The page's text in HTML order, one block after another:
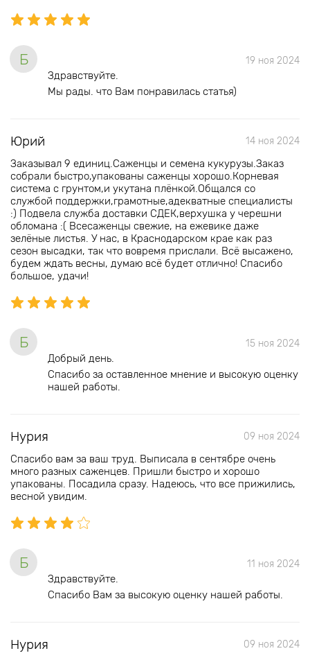
Б 19 ноя 2024
Здравствуйте.
Мы рады. что Вам понравилась статья)
Юрий 14 ноя 2024
Заказывал 9 единиц.Саженцы и семена кукурузы.Заказ
собрали быстро,упакованы саженцы хорошо.Корневая
система с грунтом,и укутана плёнкой.Общался со
службой поддержки,грамотные,адекватные специалисты
:) Подвела служба доставки СДЕК,верхушка у черешни
обломана :( Всесаженцы свежие, на ежевике даже
зелёные листья. У нас, в Краснодарском крае как раз
сезон высадки, так что вовремя прислали. Всё высажено,
будем ждать весны, думаю всё будет отлично! Спасибо
большое, удачи!
Б 15 ноя 2024
Добрый день.
Спасибо за оставленное мнение и высокую оценку
нашей работы.
Нурия 09 ноя 2024
Спасибо вам за ваш труд. Выписала в сентябре очень
много разных саженцев. Пришли быстро и хорошо
упакованы. Посадила сразу. Надеюсь, что все прижились,
весной увидим.
Б 11 ноя 2024
Здравствуйте.
Спасибо Вам за высокую оценку нашей работы.
Нурия 09 ноя 2024